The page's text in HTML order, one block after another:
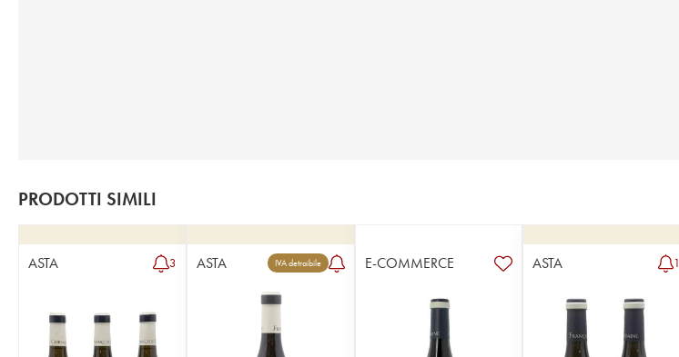
PRODOTTI SIMILI
ASTA 3 ASTA IVA detraibile E-COMMERCE ASTA 1